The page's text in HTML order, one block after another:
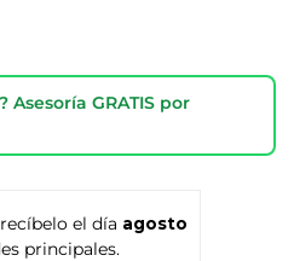
Asesoría GRATIS por
el día agosto
principales.